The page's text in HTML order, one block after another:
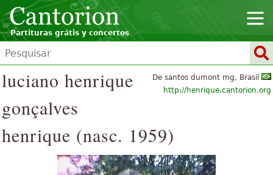
Partituras grátis y concertos
De santos dumont mg, Brasil
http://henrique.cantorion.org
luciano henrique
gonçalves
henrique (nasc. 1959)